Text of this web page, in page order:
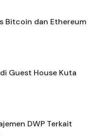
Bitcoin dan Ethereum
Guest House Kuta
DWP Terkait